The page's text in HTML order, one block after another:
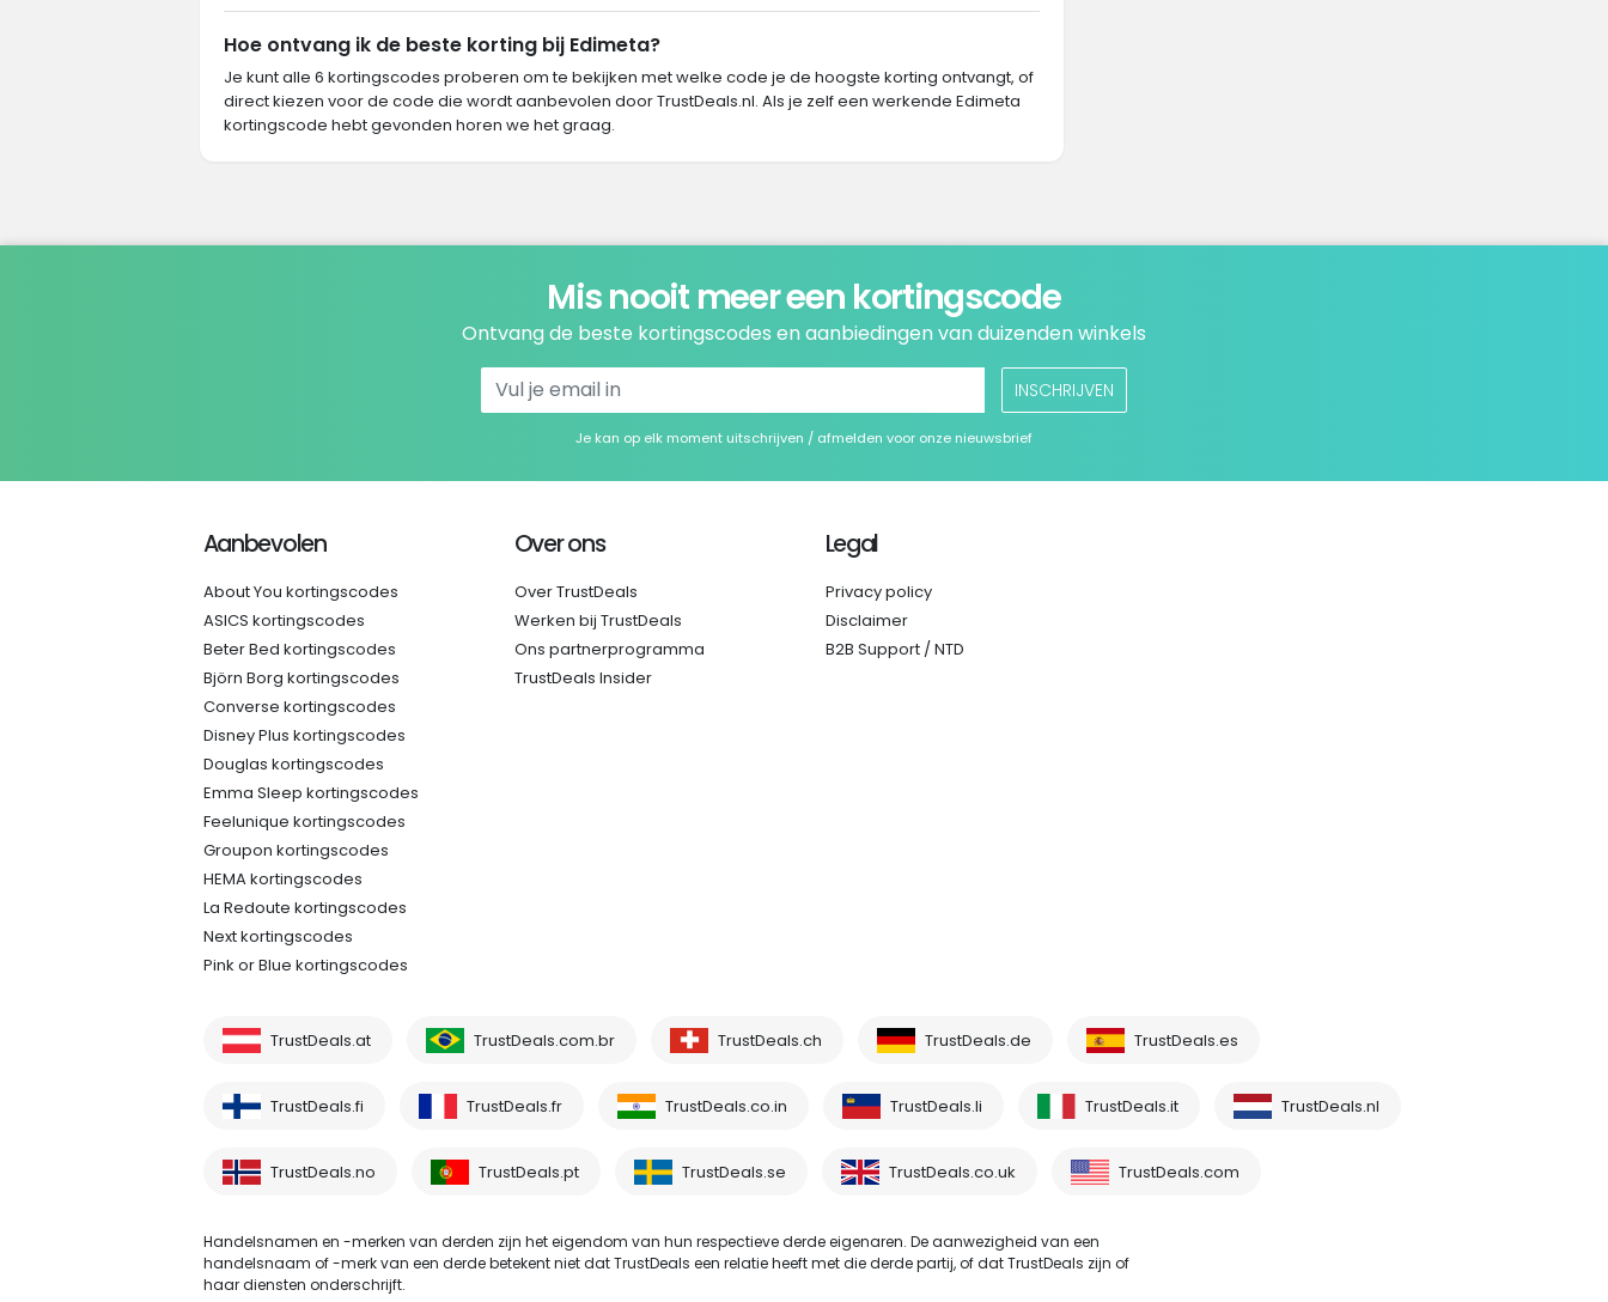
Hoe ontvang ik de beste korting bij Edimeta?
Je kunt alle 6 kortingscodes proberen om te bekijken met welke code je de hoogste korting ontvangt, of
direct kiezen voor de code die wordt aanbevolen door TrustDeals.nl. Als je zelf een werkende Edimeta
kortingscode hebt gevonden horen we het graag.
Mis nooit meer een kortingscode
Ontvang de beste kortingscodes en aanbiedingen van duizenden winkels
INSCHRIJVEN
Je kan op elk moment uitschrijven / afmelden voor onze nieuwsbrief
Aanbevolen
About You kortingscodes
ASICS kortingscodes
Beter Bed kortingscodes
Björn Borg kortingscodes
Converse kortingscodes
Disney Plus kortingscodes
Douglas kortingscodes
Emma Sleep kortingscodes
Feelunique kortingscodes
Groupon kortingscodes
HEMA kortingscodes
La Redoute kortingscodes
Next kortingscodes
Pink or Blue kortingscodes
Over ons
Over TrustDeals
Werken bij TrustDeals
Ons partnerprogramma
TrustDeals Insider
Legal
Privacy policy
Disclaimer
B2B Support / NTD
TrustDeals.at TrustDeals.com.br TrustDeals.ch TrustDeals.de TrustDeals.es
TrustDeals.fi TrustDeals.fr TrustDeals.co.in TrustDeals.li TrustDeals.it TrustDeals.nl
TrustDeals.no TrustDeals.pt TrustDeals.se TrustDeals.co.uk TrustDeals.com
Handelsnamen en -merken van derden zijn het eigendom van hun respectieve derde eigenaren. De aanwezigheid van een
handelsnaam of -merk van een derde betekent niet dat TrustDeals een relatie heeft met die derde partij, of dat TrustDeals zijn of
haar diensten onderschrijft.